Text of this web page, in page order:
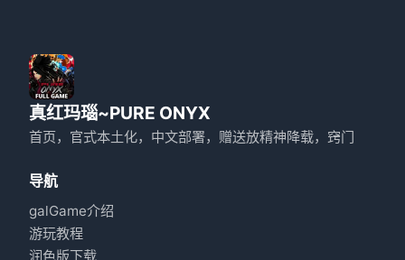
真红玛瑙~PURE ONYX
首页，官式本土化，中文部署，赠送放精神降载，窍门
导航
galGame介绍
游玩教程
润色版下载